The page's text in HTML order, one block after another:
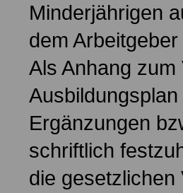
Minderjährigen
dem
Als Anhang
Ergänzungen
schriftlich
die gesetzlichen